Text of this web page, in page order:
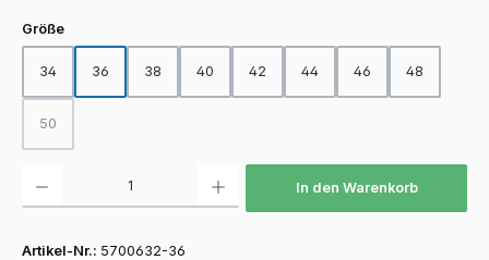
Größeauswählen
34 36 38 40 42 44 46 48
50
(Diese Option ist zurzeit nicht verfügbar.)
In den Warenkorb
Artikel-Nr.: 5700632-36